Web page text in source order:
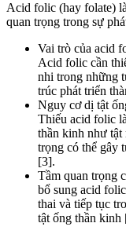
Acid folic (hay folate)
quan trọng trong sự
Vai trò của acid
Acid folic cần
nhi trong những
trúc phát triển
Nguy cơ dị tật
Thiếu acid folic
thần kinh như tật
trọng có thể gây
[3].
Tầm quan trọng
bổ sung acid
thai và tiếp tục
tật ống thần kinh